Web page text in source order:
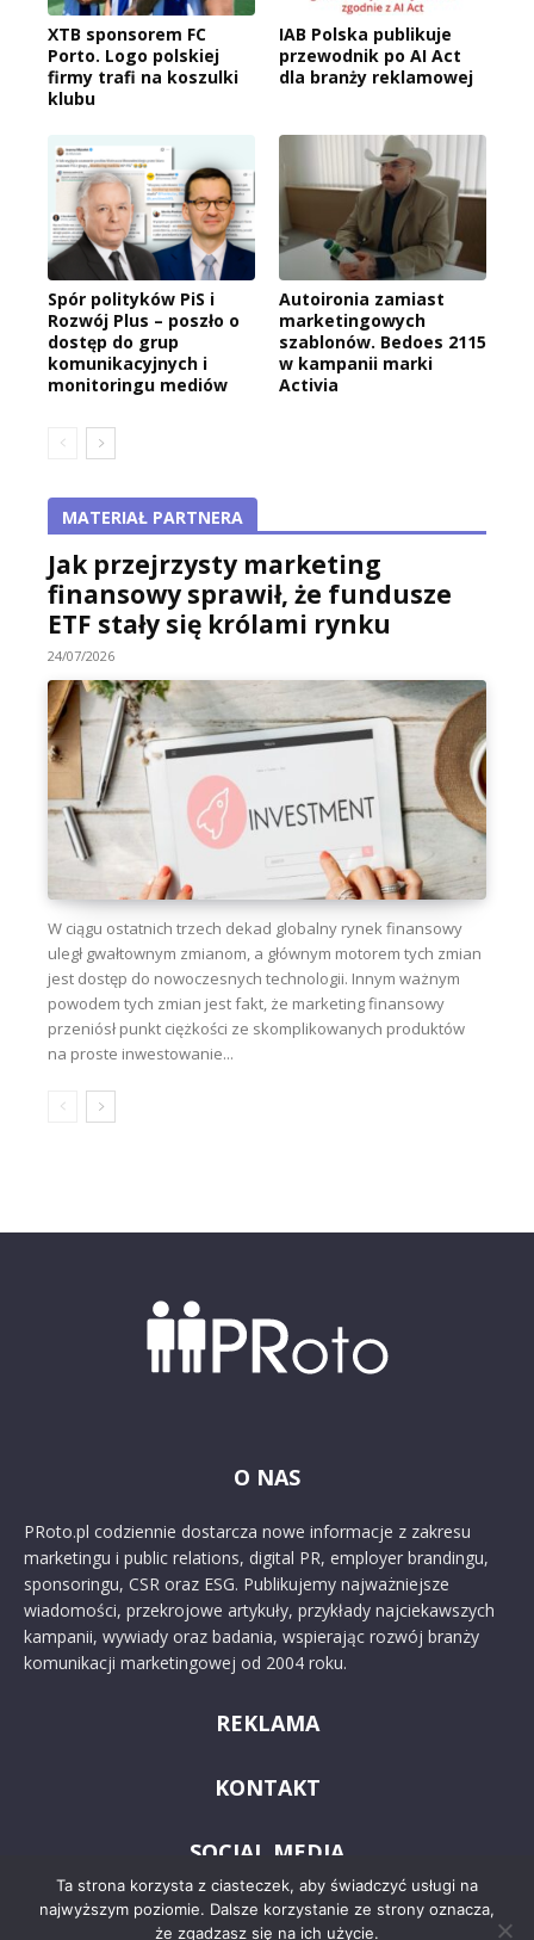
XTB sponsorem FC
Porto. Logo polskiej
firmy trafi na koszulki
klubu
IAB Polska publikuje
przewodnik po AI Act
dla branży reklamowej
Spór polityków PiS i
Rozwój Plus – poszło o
dostęp do grup
komunikacyjnych i
monitoringu mediów
Autoironia zamiast
marketingowych
szablonów. Bedoes 2115
w kampanii marki
Activia
MATERIAŁ PARTNERA
Jak przejrzysty marketing
finansowy sprawił, że fundusze
ETF stały się królami rynku
24/07/2026
W ciągu ostatnich trzech dekad globalny rynek finansowy
uległ gwałtownym zmianom, a głównym motorem tych zmian
jest dostęp do nowoczesnych technologii. Innym ważnym
powodem tych zmian jest fakt, że marketing finansowy
przeniósł punkt ciężkości ze skomplikowanych produktów
na proste inwestowanie...
O NAS
PRoto.pl codziennie dostarcza nowe informacje z zakresu
marketingu i public relations, digital PR, employer brandingu,
sponsoringu, CSR oraz ESG. Publikujemy najważniejsze
wiadomości, przekrojowe artykuły, przykłady najciekawszych
kampanii, wywiady oraz badania, wspierając rozwój branży
komunikacji marketingowej od 2004 roku.
REKLAMA
KONTAKT
SOCIAL MEDIA
Ta strona korzysta z ciasteczek, aby świadczyć usługi na
najwyższym poziomie. Dalsze korzystanie ze strony oznacza,
że zgadzasz się na ich użycie.